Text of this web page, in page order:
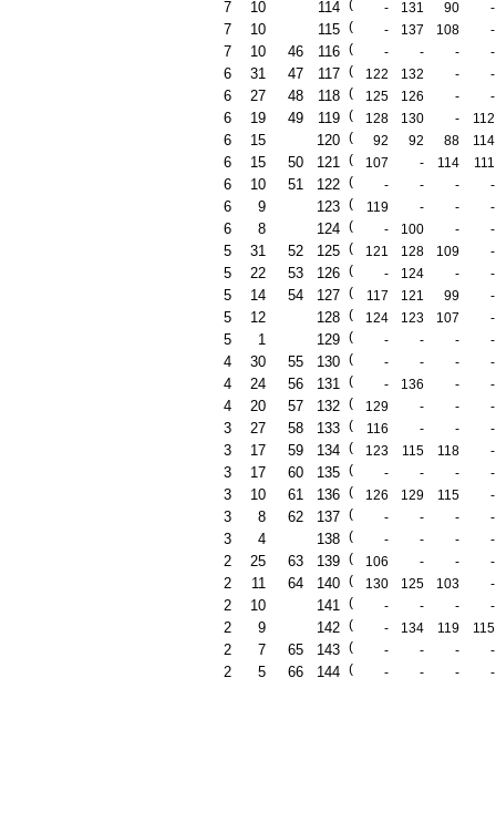
7 10 114 ( - 131 90 -
7 10 115 ( - 137 108 -
7 10 46 116 ( - - - -
6 31 47 117 ( 122 132 - -
6 27 48 118 ( 125 126 - -
6 19 49 119 ( 128 130 - 112
6 15 120 ( 92 92 88 114
6 15 50 121 ( 107 - 114 111
6 10 51 122 ( - - - -
6 9 123 ( 119 - - -
6 8 124 ( - 100 - -
5 31 52 125 ( 121 128 109 -
5 22 53 126 ( - 124 - -
5 14 54 127 ( 117 121 99 -
5 12 128 ( 124 123 107 -
5 1 129 ( - - - -
4 30 55 130 ( - - - -
4 24 56 131 ( - 136 - -
4 20 57 132 ( 129 - - -
3 27 58 133 ( 116 - - -
3 17 59 134 ( 123 115 118 -
3 17 60 135 ( - - - -
3 10 61 136 ( 126 129 115 -
3 8 62 137 ( - - - -
3 4 138 ( - - - -
2 25 63 139 ( 106 - - -
2 11 64 140 ( 130 125 103 -
2 10 141 ( - - - -
2 9 142 ( - 134 119 115
2 7 65 143 ( - - - -
2 5 66 144 ( - - - -